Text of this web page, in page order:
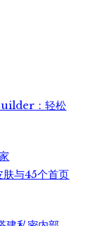
：轻松
与45个首页